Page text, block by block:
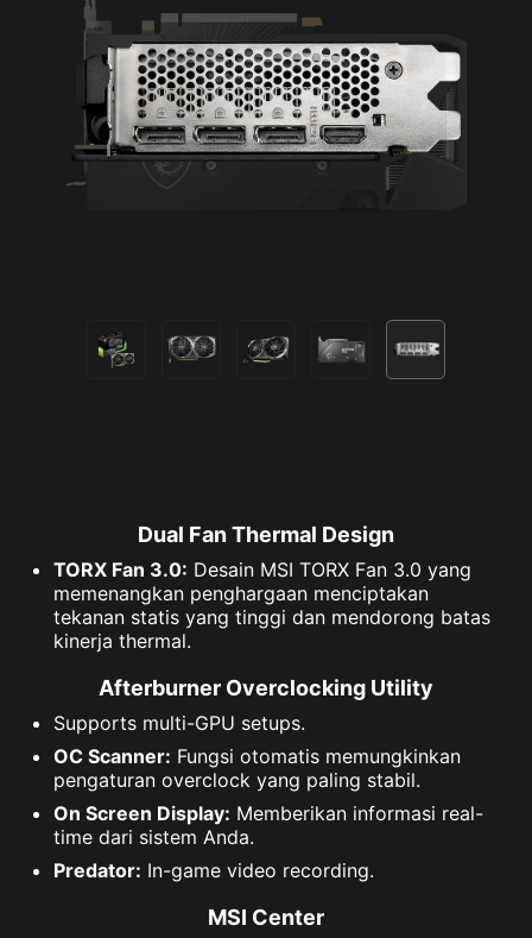
Dual Fan Thermal Design
TORX Fan 3.0: Desain MSI TORX Fan 3.0 yang
memenangkan penghargaan menciptakan
tekanan statis yang tinggi dan mendorong batas
kinerja thermal.
Afterburner Overclocking Utility
Supports multi-GPU setups.
OC Scanner: Fungsi otomatis memungkinkan
pengaturan overclock yang paling stabil.
On Screen Display: Memberikan informasi real-
time dari sistem Anda.
Predator: In-game video recording.
MSI Center